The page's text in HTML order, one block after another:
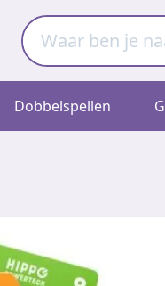
Dobbelspellen